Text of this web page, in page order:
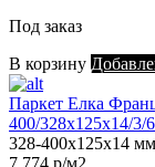
Под заказ
В корзину
Паркет Елка
400/328х125х14/3/
328-400х125х14 мм